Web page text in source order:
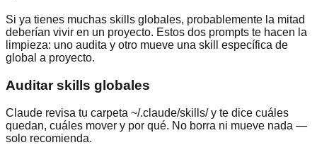
Si ya tienes muchas skills globales, probablemente la mitad
deberían vivir en un proyecto. Estos dos prompts te hacen la
limpieza: uno audita y otro mueve una skill específica de
global a proyecto.
Auditar skills globales
Claude revisa tu carpeta ~/.claude/skills/ y te dice cuáles
quedan, cuáles mover y por qué. No borra ni mueve nada —
solo recomienda.